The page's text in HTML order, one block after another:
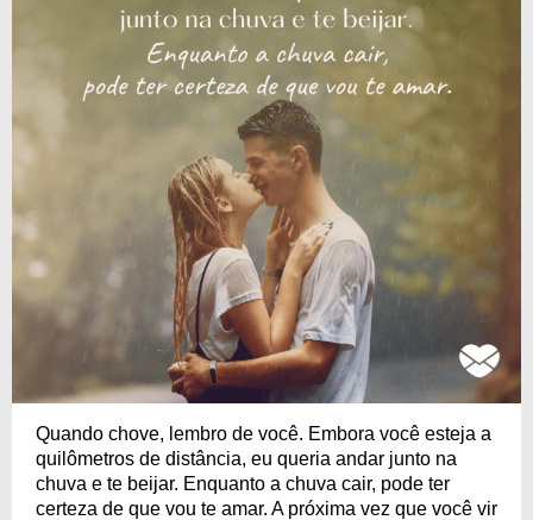
Quando chove, lembro de você. Embora você esteja a
quilômetros de distância, eu queria andar junto na
chuva e te beijar. Enquanto a chuva cair, pode ter
certeza de que vou te amar. A próxima vez que você vir